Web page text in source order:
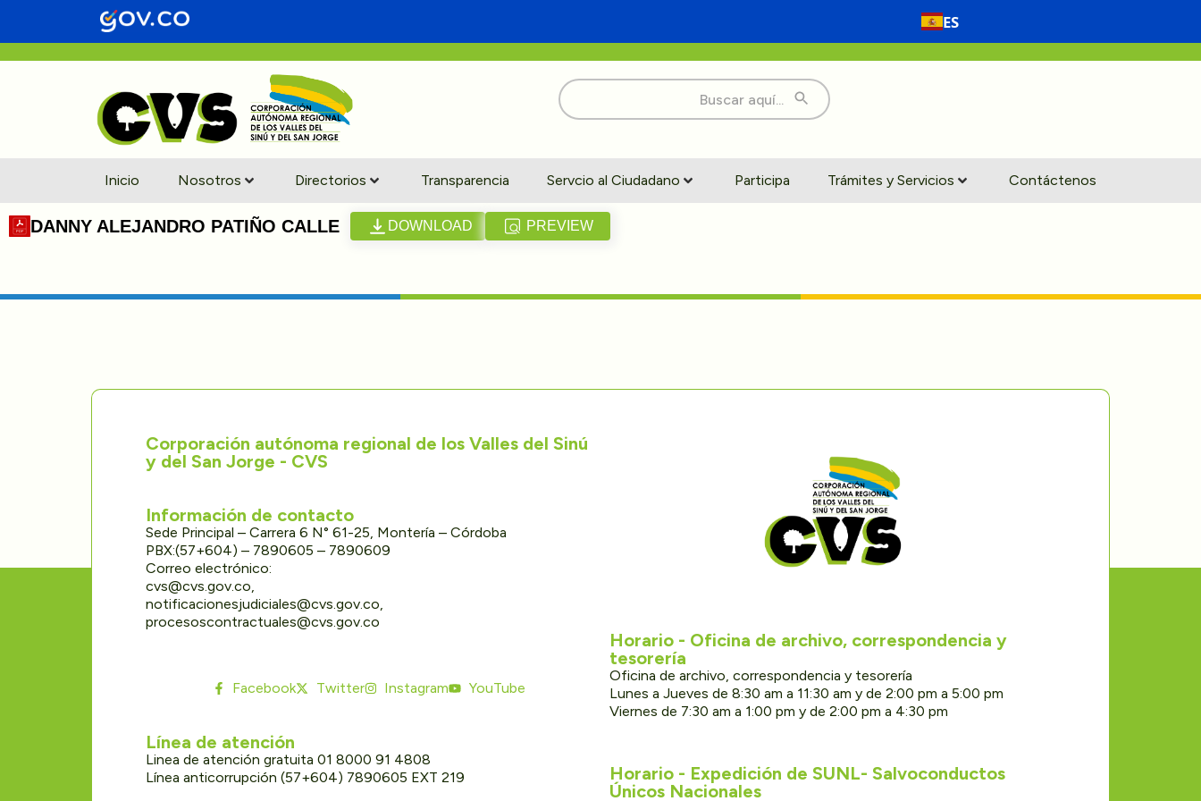
ES
Buscar:
Inicio Nosotros Directorios Transparencia Servcio al Ciudadano Participa Trámites y Servicios Contáctenos
DANNY ALEJANDRO PATIÑO CALLE DOWNLOAD PREVIEW
Corporación autónoma regional de los Valles del Sinú
y del San Jorge - CVS
Información de contacto
Sede Principal – Carrera 6 N° 61-25, Montería – Córdoba
PBX:(57+604) – 7890605 – 7890609
Correo electrónico:
cvs@cvs.gov.co,
notificacionesjudiciales@cvs.gov.co,
procesoscontractuales@cvs.gov.co
Facebook Twitter Instagram YouTube
Línea de atención
Linea de atención gratuita 01 8000 91 4808
Línea anticorrupción (57+604) 7890605 EXT 219
Horario - Oficina de archivo, correspondencia y
tesorería
Oficina de archivo, correspondencia y tesorería
Lunes a Jueves de 8:30 am a 11:30 am y de 2:00 pm a 5:00 pm
Viernes de 7:30 am a 1:00 pm y de 2:00 pm a 4:30 pm
Horario - Expedición de SUNL- Salvoconductos
Únicos Nacionales